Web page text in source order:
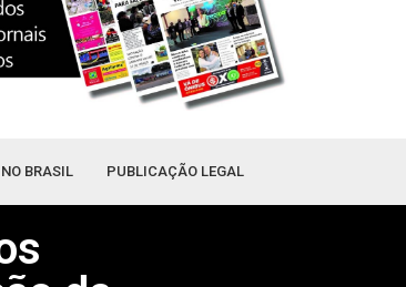
BRASIL PUBLICAÇÃO LEGAL